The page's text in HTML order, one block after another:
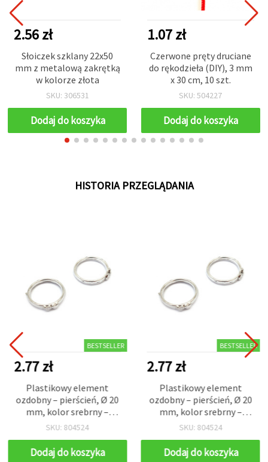
2.56 zł
Słoiczek szklany 22x50
mm z metalową zakrętką
w kolorze złota
SKU: 306531
Dodaj do koszyka
1.07 zł
Czerwone pręty druciane
do rękodzieła (DIY), 3 mm
x 30 cm, 10 szt.
SKU: 504227
Dodaj do koszyka
HISTORIA PRZEGLĄDANIA
BESTSELLER
2.77 zł
Plastikowy element
ozdobny – pierścień, Ø 20
mm, kolor srebrny –
zestaw 10 szt., do
SKU: 804524
Dodaj do koszyka
BESTSELLER
2.77 zł
Plastikowy element
ozdobny – pierścień, Ø 20
mm, kolor srebrny –
zestaw 10 szt., do
SKU: 804524
Dodaj do koszyka